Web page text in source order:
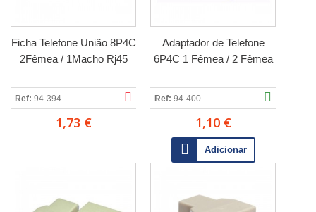
Ficha Telefone União 8P4C
2Fêmea / 1Macho Rj45
Ref: 94-394
1,73 €
Adaptador de Telefone
6P4C 1 Fêmea / 2 Fêmea
Ref: 94-400
1,10 €
Adicionar